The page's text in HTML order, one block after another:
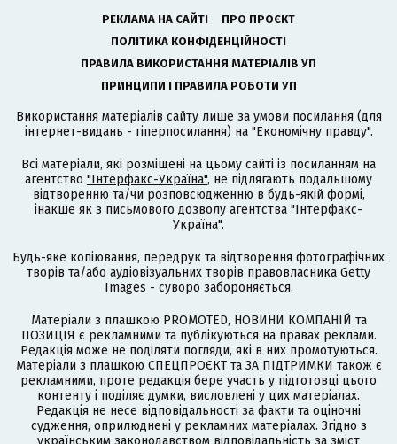
РЕКЛАМА НА САЙТІ
ПРО ПРОЄКТ
ПОЛІТИКА КОНФІДЕНЦІЙНОСТІ
ПРАВИЛА ВИКОРИСТАННЯ МАТЕРІАЛІВ УП
ПРИНЦИПИ І ПРАВИЛА РОБОТИ УП
Використання матеріалів сайту лише за умови посилання (для
інтернет-видань - гіперпосилання) на "Економічну правду".
Всі матеріали, які розміщені на цьому сайті із посиланням на
агентство "Інтерфакс-Україна", не підлягають подальшому
відтворенню та/чи розповсюдженню в будь-якій формі,
інакше як з письмового дозволу агентства "Інтерфакс-
Україна".
Будь-яке копіювання, передрук та відтворення фотографічних
творів та/або аудіовізуальних творів правовласника Getty
Images - суворо забороняється.
Матеріали з плашкою PROMOTED, НОВИНИ КОМПАНІЙ та
ПОЗИЦІЯ є рекламними та публікуються на правах реклами.
Редакція може не поділяти погляди, які в них промотуються.
Матеріали з плашкою СПЕЦПРОЄКТ та ЗА ПІДТРИМКИ також є
рекламними, проте редакція бере участь у підготовці цього
контенту і поділяє думки, висловлені у цих матеріалах.
Редакція не несе відповідальності за факти та оціночні
судження, оприлюднені у рекламних матеріалах. Згідно з